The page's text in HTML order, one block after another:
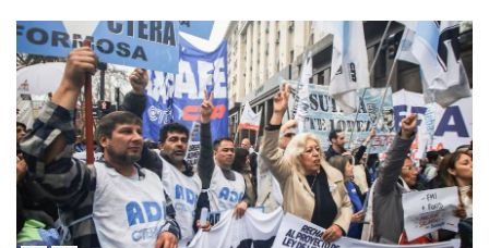
@consensopatagon
5d
RT@caortega64: A #50AñosDelGolpe, la memoria es
presente y es futuro. https://t.co/uhRcKnCCc5
Ver en X
Consenso Patagónico
@consensopatagon
5d
La crisis en el estrecho de Ormuz: así golpea la guerra con